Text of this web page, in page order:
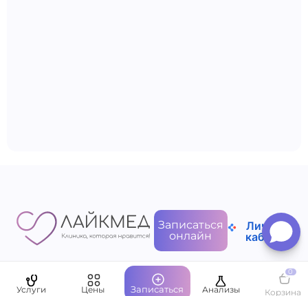
Записаться
онлайн
Личный
кабинет
Услуги Цены Записаться Анализы
0
Корзина